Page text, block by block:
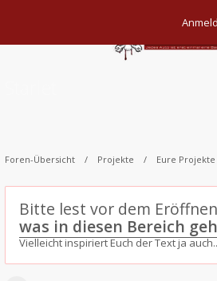
Foren-Übersicht Projekte Eure Projekte
Bitte lest vor dem
was in diesen Bereich
Vielleicht inspiriert Euch der Text ja